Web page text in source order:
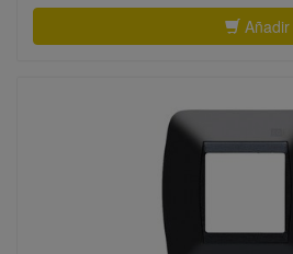
Añadir